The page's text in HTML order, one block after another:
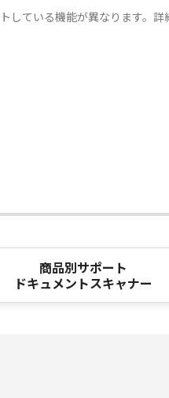
している機能が異なります。
商品別サポート
ドキュメントスキャナー